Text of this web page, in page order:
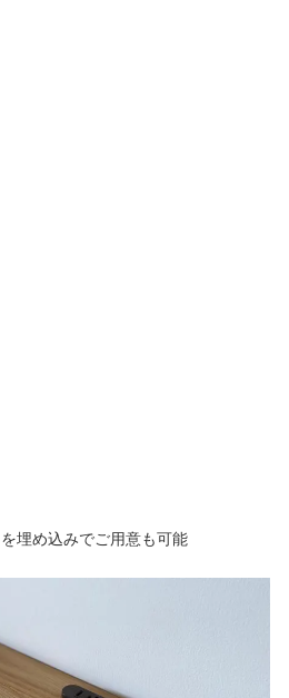
埋め込みでご用意も可能